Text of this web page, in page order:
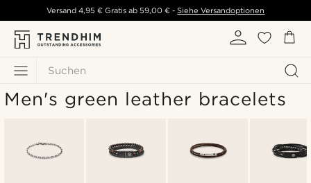
Suchen
Versand 4,95 € Gratis ab 59,00 € - Siehe Versandoptionen
Men's green leather bracelets